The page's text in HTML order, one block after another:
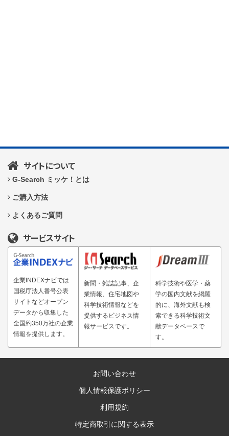
サイトについて
G-Search ミッケ！とは
ご購入方法
よくあるご質問
サービスサイト
企業INDEXナビでは
国税庁法人番号公表
サイトなどオープン
データから収集した
全国約350万社の企業
情報を提供します。
新聞・雑誌記事、企
業情報、住宅地図や
科学技術情報などを
提供するビジネス情
報サービスです。
科学技術や医学・薬
学の国内文献を網羅
的に、海外文献も検
索できる科学技術文
献データベースで
す。
お問い合わせ
個人情報保護ポリシー
利用規約
特定商取引に関する表示